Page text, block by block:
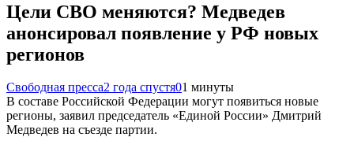
Цели СВО меняются? Медведев
анонсировал появление у РФ новых
регионов
Свободная пресса2 года спустя01 минуты
В составе Российской Федерации могут появиться новые
регионы, заявил председатель «Единой России» Дмитрий
Медведев на съезде партии.